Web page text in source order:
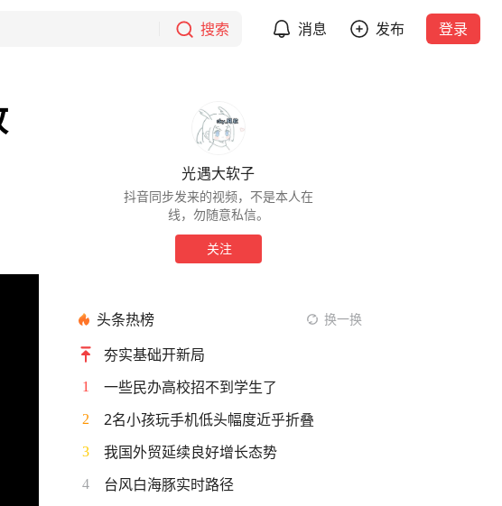
搜索 消息 发布 登录
光遇大软子
抖音同步发来的视频，不是本人在
线，勿随意私信。
关注
头条热榜 换一换
夯实基础开新局
1 一些民办高校招不到学生了
2 2名小孩玩手机低头幅度近乎折叠
3 我国外贸延续良好增长态势
4 台风白海豚实时路径